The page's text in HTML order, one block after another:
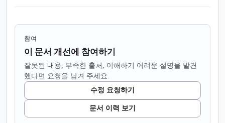
참여
이 문서 개선에 참여하기
잘못된 내용, 부족한 출처, 이해하기 어려운 설명을 발견
했다면 요청을 남겨 주세요.
수정 요청하기
문서 이력 보기